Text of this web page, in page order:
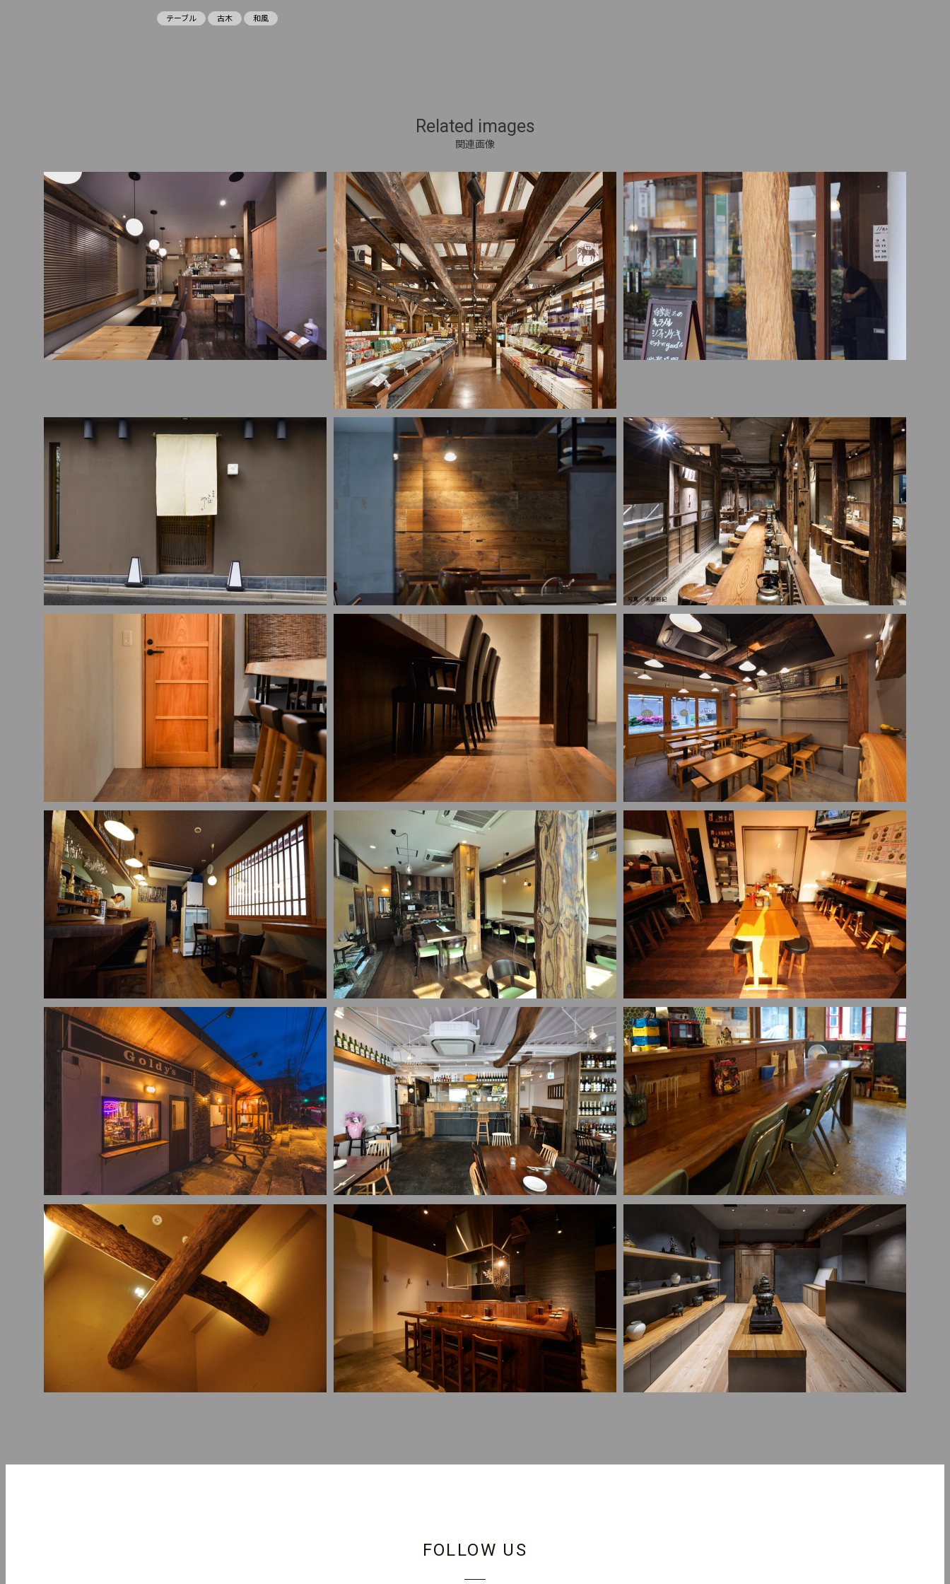
テーブル 古木 和風
Related images
関連画像
FOLLOW US